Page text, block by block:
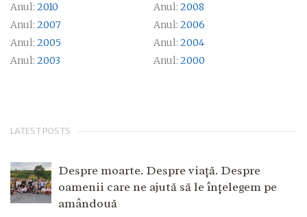
Anul: 2010 Anul: 2008
Anul: 2007 Anul: 2006
Anul: 2005 Anul: 2004
Anul: 2003 Anul: 2000
LATEST POSTS
Despre moarte. Despre viață. Despre
oamenii care ne ajută să le înțelegem pe
amândouă